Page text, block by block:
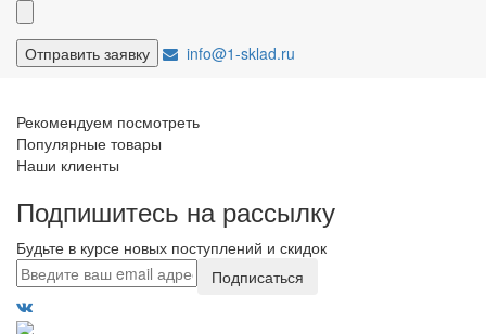
info@1-sklad.ru
Рекомендуем посмотреть
Популярные товары
Наши клиенты
Подпишитесь на рассылку
Будьте в курсе новых поступлений и скидок
Подписаться